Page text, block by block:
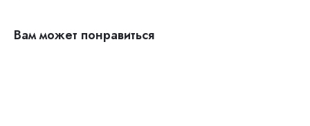
Вам может понравиться